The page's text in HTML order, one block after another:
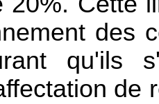
des
qu'ils
de